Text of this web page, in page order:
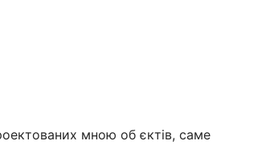
мною об єктів, саме